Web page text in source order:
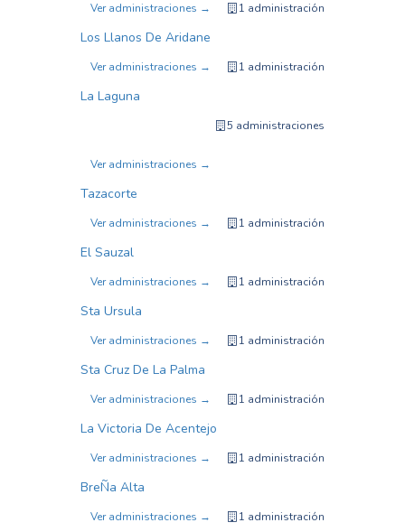
1 administración
Ver administraciones →
Los Llanos De Aridane
1 administración
Ver administraciones →
La Laguna
5 administraciones
Ver administraciones →
Tazacorte
1 administración
Ver administraciones →
El Sauzal
1 administración
Ver administraciones →
Sta Ursula
1 administración
Ver administraciones →
Sta Cruz De La Palma
1 administración
Ver administraciones →
La Victoria De Acentejo
1 administración
Ver administraciones →
BreÑa Alta
1 administración
Ver administraciones →